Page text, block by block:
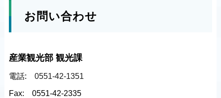
お問い合わせ
産業観光部 観光課
電話: 0551-42-1351
Fax: 0551-42-2335